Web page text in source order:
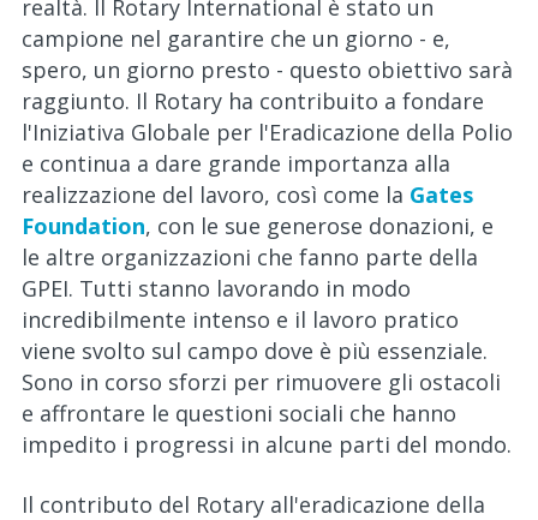
realtà. Il Rotary International è stato un
campione nel garantire che un giorno - e,
spero, un giorno presto - questo obiettivo sarà
raggiunto. Il Rotary ha contribuito a fondare
l'Iniziativa Globale per l'Eradicazione della Polio
e continua a dare grande importanza alla
realizzazione del lavoro, così come la Gates
Foundation, con le sue generose donazioni, e
le altre organizzazioni che fanno parte della
GPEI. Tutti stanno lavorando in modo
incredibilmente intenso e il lavoro pratico
viene svolto sul campo dove è più essenziale.
Sono in corso sforzi per rimuovere gli ostacoli
e affrontare le questioni sociali che hanno
impedito i progressi in alcune parti del mondo.
Il contributo del Rotary all'eradicazione della